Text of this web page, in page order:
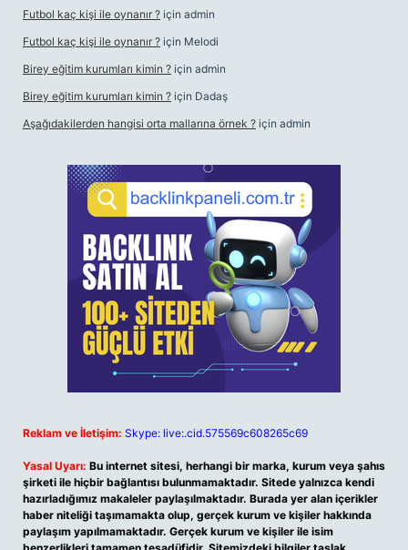
Futbol kaç kişi ile oynanır ? için admin
Futbol kaç kişi ile oynanır ? için Melodi
Birey eğitim kurumları kimin ? için admin
Birey eğitim kurumları kimin ? için Dadaş
Aşağıdakilerden hangisi orta mallarına örnek ? için admin
Reklam ve İletişim: Skype: live:.cid.575569c608265c69
Yasal Uyarı: Bu internet sitesi, herhangi bir marka, kurum veya şahıs
şirketi ile hiçbir bağlantısı bulunmamaktadır. Sitede yalnızca kendi
hazırladığımız makaleler paylaşılmaktadır. Burada yer alan içerikler
haber niteliği taşımamakta olup, gerçek kurum ve kişiler hakkında
paylaşım yapılmamaktadır. Gerçek kurum ve kişiler ile isim